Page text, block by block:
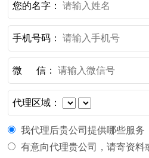
您的名字：
手机号码：
微 信：
代理区域：
我代理后贵公司提供哪些服务
有意向代理贵公司，请寄资料